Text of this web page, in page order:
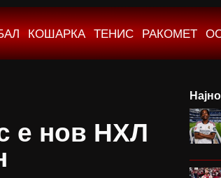
КОШАРКА ТЕНИС РАКОМЕТ
е нов НХЛ